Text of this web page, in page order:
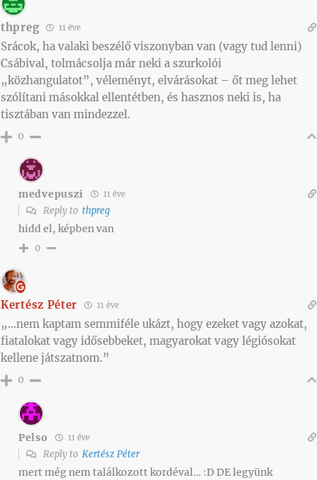
thpreg 11 éve
Srácok, ha valaki beszélő viszonyban van (vagy tud lenni)
Csábival, tolmácsolja már neki a szurkolói
„közhangulatot”, véleményt, elvárásokat – őt meg lehet
szólítani másokkal ellentétben, és hasznos neki is, ha
tisztában van mindezzel.
0
medvepuszi 11 éve
Reply to thpreg
hidd el, képben van
0
Kertész Péter 11 éve
„…nem kaptam semmiféle ukázt, hogy ezeket vagy azokat,
fiatalokat vagy idősebbeket, magyarokat vagy légiósokat
kellene játszatnom.”
0
Pelso 11 éve
Reply to Kertész Péter
mert még nem találkozott kordéval… :D DE legyünk